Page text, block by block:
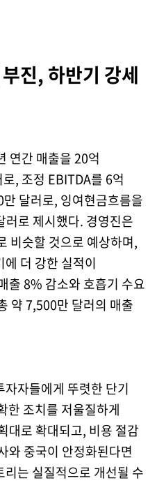
진, 하반기 강세
연간 매출을 20억
, 조정 EBITDA를 6억
달러로, 잉여현금흐름을
로 제시했다. 경영진은
비슷할 것으로 예상하며,
더 강한 실적이
출 8% 감소와 호흡기 수요
약 7,500만 달러의 매출
자들에게 뚜렷한 단기
한 조치를 저울질하게
대로 확대되고, 비용 절감
와 중국이 안정화된다면
는 실질적으로 개선될 수